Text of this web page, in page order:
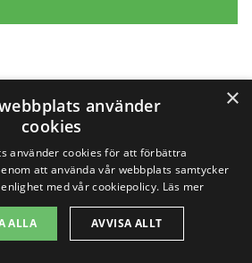
en
för
i andra
Gårdstånga
×
använder
cookies
använder cookies för att förbättra
att använda vår webbplats samtycker
med vår cookiepolicy. Läs mer
ALLA AVVISA ALLT